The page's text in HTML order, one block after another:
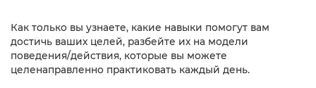
Как только вы узнаете, какие навыки помогут вам
достичь ваших целей, разбейте их на модели
поведения/действия, которые вы можете
целенаправленно практиковать каждый день.